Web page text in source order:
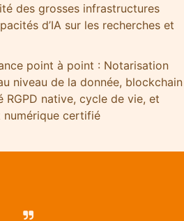
des grosses infrastructures
d’IA sur les recherches et
point à point : Notarisation
niveau de la donnée, blockchain
native, cycle de vie, et
certifié